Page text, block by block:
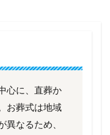
心に、直葬か
お葬式は地域
異なるため、